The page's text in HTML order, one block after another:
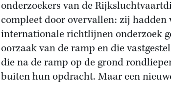
onderzoekers van de
compleet door overvallen: zij hadden
internationale richtlijnen onderzoek
oorzaak van de ramp en die
die na de ramp op de grond
buiten hun opdracht. Maar een